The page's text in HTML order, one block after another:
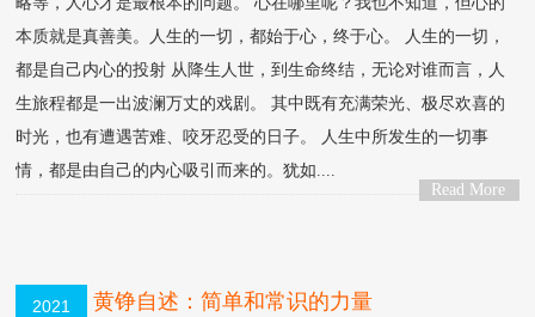
本质就是真善美。人生的一切，都始于心，终于心。 人生的一切，
都是自己内心的投射 从降生人世，到生命终结，无论对谁而言，人
生旅程都是一出波澜万丈的戏剧。 其中既有充满荣光、极尽欢喜的
时光，也有遭遇苦难、咬牙忍受的日子。 人生中所发生的一切事
情，都是由自己的内心吸引而来的。犹如....
Read More
2021
黄铮自述：简单和常识的力量